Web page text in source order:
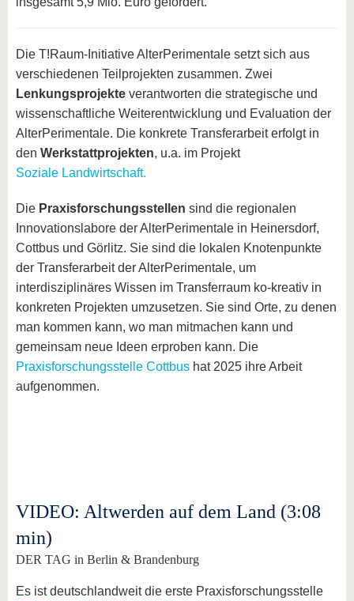
Die T!Raum-Initiative AlterPerimentale setzt sich aus
verschiedenen Teilprojekten zusammen. Zwei
Lenkungsprojekte verantworten die strategische und
wissenschaftliche Weiterentwicklung und Evaluation der
AlterPerimentale. Die konkrete Transferarbeit erfolgt in
den Werkstattprojekten, u.a. im Projekt
Soziale Landwirtschaft.
Die Praxisforschungsstellen sind die regionalen
Innovationslabore der AlterPerimentale in Heinersdorf,
Cottbus und Görlitz. Sie sind die lokalen Knotenpunkte
der Transferarbeit der AlterPerimentale, um
interdisziplinäres Wissen im Transferraum ko-kreativ in
konkreten Projekten umzusetzen. Sie sind Orte, zu denen
man kommen kann, wo man mitmachen kann und
gemeinsam neue Ideen erproben kann. Die
Praxisforschungsstelle Cottbus hat 2025 ihre Arbeit
aufgenommen.
VIDEO: Altwerden auf dem Land (3:08
min)
DER TAG in Berlin & Brandenburg
Es ist deutschlandweit die erste Praxisforschungsstelle